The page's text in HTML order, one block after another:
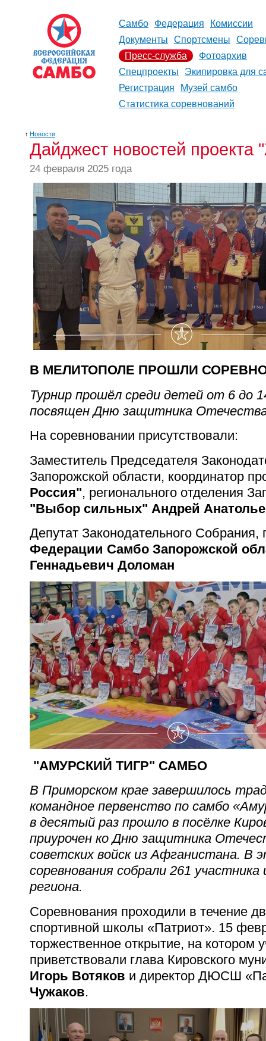
Самбо Федерация
Комиссии
Документы
Спортсмены
Пресс-служба
Фотоархив
Спецпроекты
Экипировка для
Регистрация
Музей самбо
Статистика соревнований
↑ Новости
Дайджест новостей проекта
24 февраля 2025 года
В МЕЛИТОПОЛЕ ПРОШЛИ
Турнир прошёл среди детей от 6 до
посвящен Дню защитника
На соревновании присутствовали:
Заместитель Председателя
Запорожской области, координатор
Россия", регионального отделения
"Выбор сильных" Андрей
Депутат Законодательного Собрания,
Федерации Самбо Запорожской
Геннадьевич Доломан
"АМУРСКИЙ ТИГР" САМБО
В Приморском крае завершилось
командное первенство по самбо
в десятый раз прошло в посёлке
приурочен ко Дню защитника
советских войск из Афганистана. В
соревнования собрали 261 участника
региона.
Соревнования проходили в течение
спортивной школы «Патриот». 15
торжественное открытие, на котором
приветствовали глава Кировского
Игорь Вотяков и директор ДЮСШ
Чужаков.